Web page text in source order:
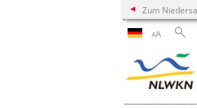
Zum
AA